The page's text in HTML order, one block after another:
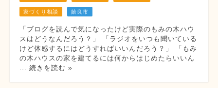
家づくり相談 姶良市
「ブログを読んで気になったけど実際のもみの木ハウ
スはどうなんだろう？」 「ラジオをいつも聞いている
けど体感するにはどうすればいいんだろう？」 「もみ
の木ハウスの家を建てるには何からはじめたらいいん
... 続きを読む »